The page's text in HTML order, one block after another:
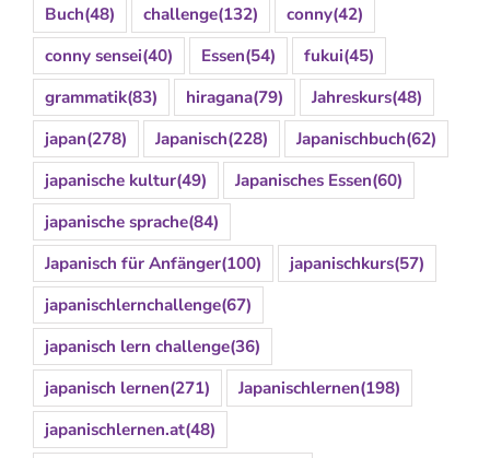
Buch(48) challenge(132) conny(42)
conny sensei(40) Essen(54) fukui(45)
grammatik(83) hiragana(79) Jahreskurs(48)
japan(278) Japanisch(228) Japanischbuch(62)
japanische kultur(49) Japanisches Essen(60)
japanische sprache(84)
Japanisch für Anfänger(100) japanischkurs(57)
japanischlernchallenge(67)
japanisch lern challenge(36)
japanisch lernen(271) Japanischlernen(198)
japanischlernen.at(48)